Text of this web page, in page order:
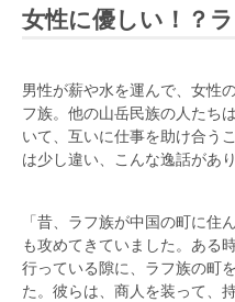
女性に優しい！？
男性が薪や水を運んで、女性
フ族。他の山岳民族の人たち
いて、互いに仕事を助け合う
は少し違い、こんな逸話があり
「昔、ラフ族が中国の町に住
も攻めてきていました。ある
行っている隙に、ラフ族の町
た。彼らは、商人を装って、